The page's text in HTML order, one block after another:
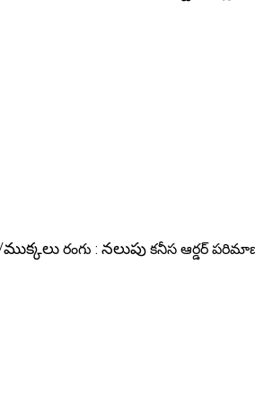
ముక్కలు రంగు : నలుపు కనీస ఆర్డర్